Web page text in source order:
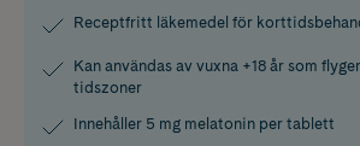
Receptfritt läkemedel för
Kan användas av vuxna +18 år som
tidszoner
Innehåller 5 mg melatonin per tablett